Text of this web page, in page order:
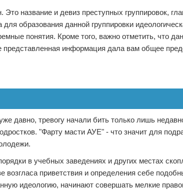
название и девиз преступных группировок,
образования данной группировки
понятия. Кроме того, важно отметить, что
информация дала вам общее
давно, тревогу начали бить только лишь
"Фарту масти АУЕ" - что значит для
в учебных заведениях и других местах
приветствия и определения себе
идеологию, начинают совершать мелкие